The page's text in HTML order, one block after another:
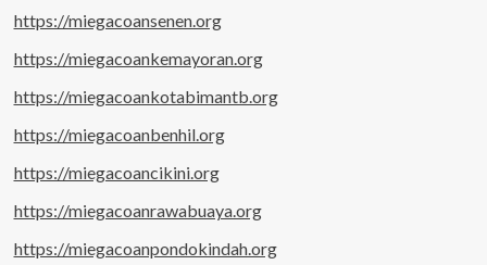
https://miegacoansenen.org
https://miegacoankemayoran.org
https://miegacoankotabimantb.org
https://miegacoanbenhil.org
https://miegacoancikini.org
https://miegacoanrawabuaya.org
https://miegacoanpondokindah.org